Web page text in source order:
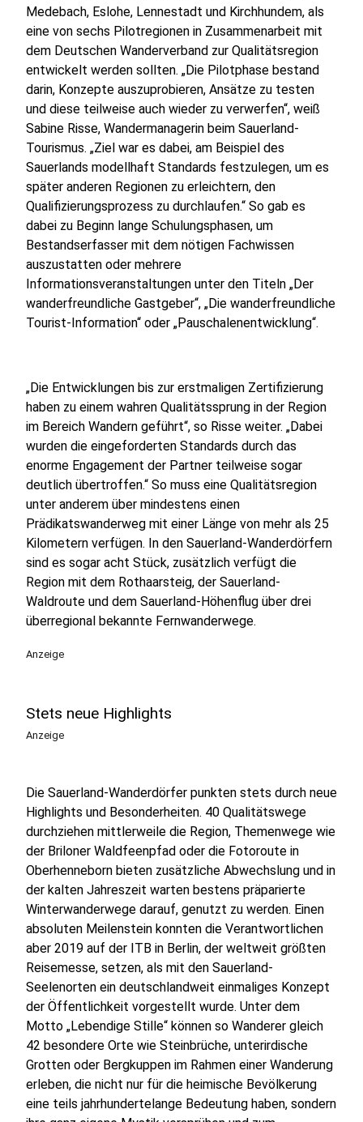
Medebach, Eslohe, Lennestadt und Kirchhundem, als
eine von sechs Pilotregionen in Zusammenarbeit mit
dem Deutschen Wanderverband zur Qualitätsregion
entwickelt werden sollten. „Die Pilotphase bestand
darin, Konzepte auszuprobieren, Ansätze zu testen
und diese teilweise auch wieder zu verwerfen“, weiß
Sabine Risse, Wandermanagerin beim Sauerland-
Tourismus. „Ziel war es dabei, am Beispiel des
Sauerlands modellhaft Standards festzulegen, um es
später anderen Regionen zu erleichtern, den
Qualifizierungsprozess zu durchlaufen.“ So gab es
dabei zu Beginn lange Schulungsphasen, um
Bestandserfasser mit dem nötigen Fachwissen
auszustatten oder mehrere
Informationsveranstaltungen unter den Titeln „Der
wanderfreundliche Gastgeber“, „Die wanderfreundliche
Tourist-Information“ oder „Pauschalenentwicklung“.
„Die Entwicklungen bis zur erstmaligen Zertifizierung
haben zu einem wahren Qualitätssprung in der Region
im Bereich Wandern geführt“, so Risse weiter. „Dabei
wurden die eingeforderten Standards durch das
enorme Engagement der Partner teilweise sogar
deutlich übertroffen.“ So muss eine Qualitätsregion
unter anderem über mindestens einen
Prädikatswanderweg mit einer Länge von mehr als 25
Kilometern verfügen. In den Sauerland-Wanderdörfern
sind es sogar acht Stück, zusätzlich verfügt die
Region mit dem Rothaarsteig, der Sauerland-
Waldroute und dem Sauerland-Höhenflug über drei
überregional bekannte Fernwanderwege.
Anzeige
Stets neue Highlights
Anzeige
Die Sauerland-Wanderdörfer punkten stets durch neue
Highlights und Besonderheiten. 40 Qualitätswege
durchziehen mittlerweile die Region, Themenwege wie
der Briloner Waldfeenpfad oder die Fotoroute in
Oberhenneborn bieten zusätzliche Abwechslung und in
der kalten Jahreszeit warten bestens präparierte
Winterwanderwege darauf, genutzt zu werden. Einen
absoluten Meilenstein konnten die Verantwortlichen
aber 2019 auf der ITB in Berlin, der weltweit größten
Reisemesse, setzen, als mit den Sauerland-
Seelenorten ein deutschlandweit einmaliges Konzept
der Öffentlichkeit vorgestellt wurde. Unter dem
Motto „Lebendige Stille“ können so Wanderer gleich
42 besondere Orte wie Steinbrüche, unterirdische
Grotten oder Bergkuppen im Rahmen einer Wanderung
erleben, die nicht nur für die heimische Bevölkerung
eine teils jahrhundertelange Bedeutung haben, sondern